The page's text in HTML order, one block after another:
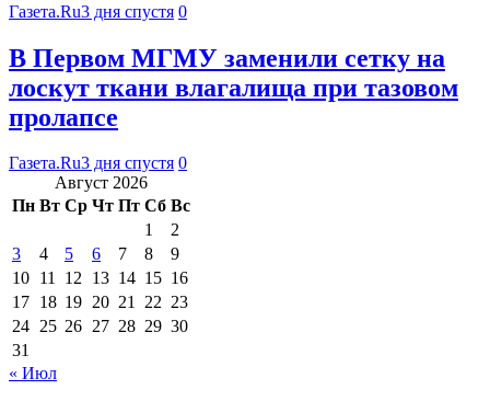
Газета.Ru3 дня спустя 0
В Первом МГМУ заменили сетку на
лоскут ткани влагалища при тазовом
пролапсе
Газета.Ru3 дня спустя 0
Август 2026
Пн Вт Ср Чт Пт Сб Вс
1
2
3
4 5 6 7 8
9
10 11 12 13 14 15 16
17 18 19 20 21 22 23
24 25 26 27 28 29 30
31
« Июл